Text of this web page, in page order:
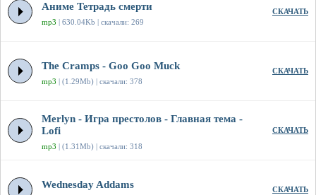
Аниме Тетрадь смерти
mp3 | 630.04Kb | скачали: 269
СКАЧАТЬ
The Cramps - Goo Goo Muck
mp3 | (1.29Mb) | скачали: 378
СКАЧАТЬ
Merlyn - Игра престолов - Главная тема -
Lofi
mp3 | (1.31Mb) | скачали: 318
СКАЧАТЬ
Wednesday Addams СКАЧАТЬ